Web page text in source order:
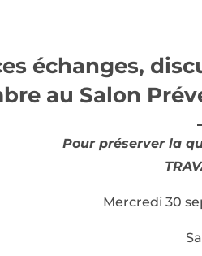
échanges,
au Salon
Pour préserver la
Mercredi 30